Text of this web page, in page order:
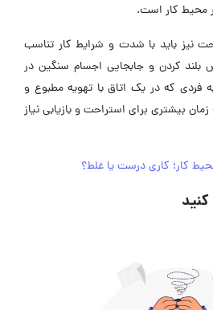
محیط کار است.
نیز باید با شدت و شرایط کار تناسب
بلند کردن و جابجایی اجسام سنگین در
که در یک اتاق با تهویه مطبوع و
بیشتری برای استراحت و بازیابی نیاز
کار؛ کاری درست یا غلط؟